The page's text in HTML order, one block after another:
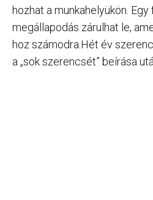
hozhat a munkahelyükön.
megállapodás zárulhat le,
hoz számodra.Hét év
a „sok szerencsét” beírása